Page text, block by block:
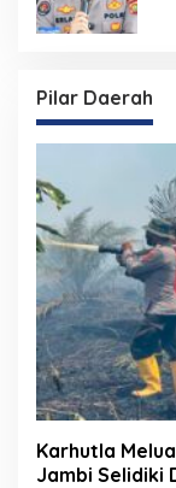
Pilar Daerah
Karhutla
Jambi Selidiki